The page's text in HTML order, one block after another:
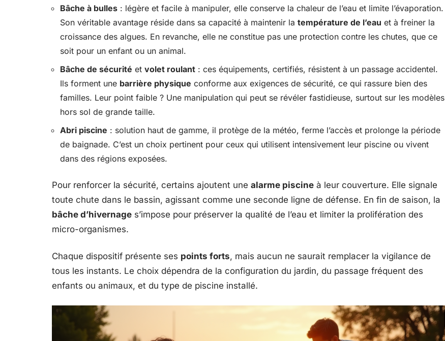
Bâche à bulles : légère et facile à manipuler, elle conserve la chaleur de l’eau et limite l’évaporation.
Son véritable avantage réside dans sa capacité à maintenir la température de l’eau et à freiner la
croissance des algues. En revanche, elle ne constitue pas une protection contre les chutes, que ce
soit pour un enfant ou un animal.
Bâche de sécurité et volet roulant : ces équipements, certifiés, résistent à un passage accidentel.
Ils forment une barrière physique conforme aux exigences de sécurité, ce qui rassure bien des
familles. Leur point faible ? Une manipulation qui peut se révéler fastidieuse, surtout sur les modèles
hors sol de grande taille.
Abri piscine : solution haut de gamme, il protège de la météo, ferme l’accès et prolonge la période
de baignade. C’est un choix pertinent pour ceux qui utilisent intensivement leur piscine ou vivent
dans des régions exposées.
Pour renforcer la sécurité, certains ajoutent une alarme piscine à leur couverture. Elle signale
toute chute dans le bassin, agissant comme une seconde ligne de défense. En fin de saison, la
bâche d’hivernage s’impose pour préserver la qualité de l’eau et limiter la prolifération des
micro-organismes.
Chaque dispositif présente ses points forts, mais aucun ne saurait remplacer la vigilance de
tous les instants. Le choix dépendra de la configuration du jardin, du passage fréquent des
enfants ou animaux, et du type de piscine installé.